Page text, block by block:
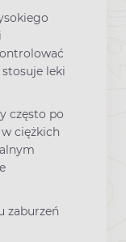
leki
często po
ciężkich
zaburzeń